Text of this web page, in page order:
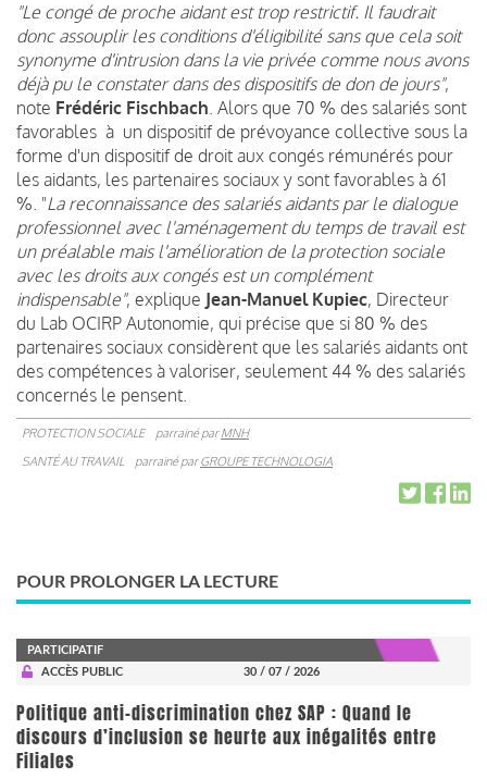
"Le congé de proche aidant est trop restrictif. Il faudrait
donc assouplir les conditions d'éligibilité sans que cela soit
synonyme d'intrusion dans la vie privée comme nous avons
déjà pu le constater dans des dispositifs de don de jours",
note Frédéric Fischbach. Alors que 70 % des salariés sont
favorables à un dispositif de prévoyance collective sous la
forme d'un dispositif de droit aux congés rémunérés pour
les aidants, les partenaires sociaux y sont favorables à 61
%. "La reconnaissance des salariés aidants par le dialogue
professionnel avec l'aménagement du temps de travail est
un préalable mais l'amélioration de la protection sociale
avec les droits aux congés est un complément
indispensable", explique Jean-Manuel Kupiec, Directeur
du Lab OCIRP Autonomie, qui précise que si 80 % des
partenaires sociaux considèrent que les salariés aidants ont
des compétences à valoriser, seulement 44 % des salariés
concernés le pensent.
PROTECTION SOCIALE parrainé parMNH
SANTÉ AU TRAVAIL
parrainé parGROUPE TECHNOLOGIA
POUR PROLONGER LA LECTURE
PARTICIPATIF
ACCÈS PUBLIC
30 / 07 / 2026
Politique anti-discrimination chez SAP : Quand le
discours d’inclusion se heurte aux inégalités entre
Filiales